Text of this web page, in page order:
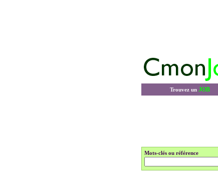
Trouvez un JOB
Mots-clés ou référence